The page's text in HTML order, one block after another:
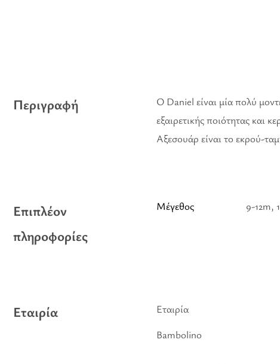
Περιγραφή
Ο Daniel είναι μία πολύ
εξαιρετικής ποιότητας και
Αξεσουάρ είναι το εκρού-
Επιπλέον
πληροφορίες
Μέγεθος 9-12m,
Εταιρία
Εταιρία
Bambolino